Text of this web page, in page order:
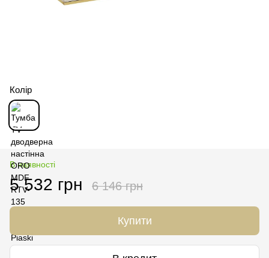
Колір
В наявності
5 532 грн 6 146 грн
Купити